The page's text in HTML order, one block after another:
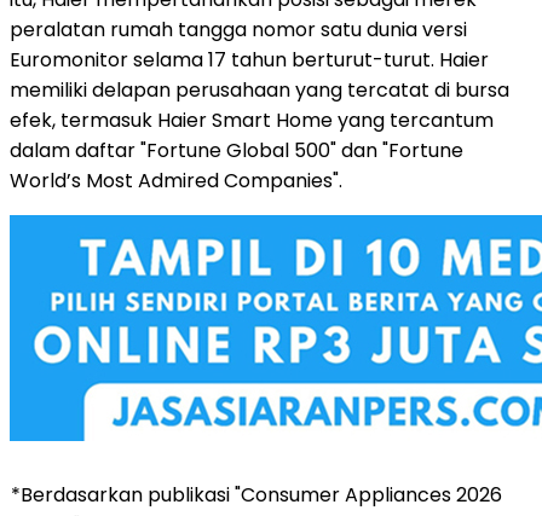
peralatan rumah tangga nomor satu dunia versi
Euromonitor selama 17 tahun berturut-turut. Haier
memiliki delapan perusahaan yang tercatat di bursa
efek, termasuk Haier Smart Home yang tercantum
dalam daftar "Fortune Global 500" dan "Fortune
World’s Most Admired Companies".
*Berdasarkan publikasi "Consumer Appliances 2026